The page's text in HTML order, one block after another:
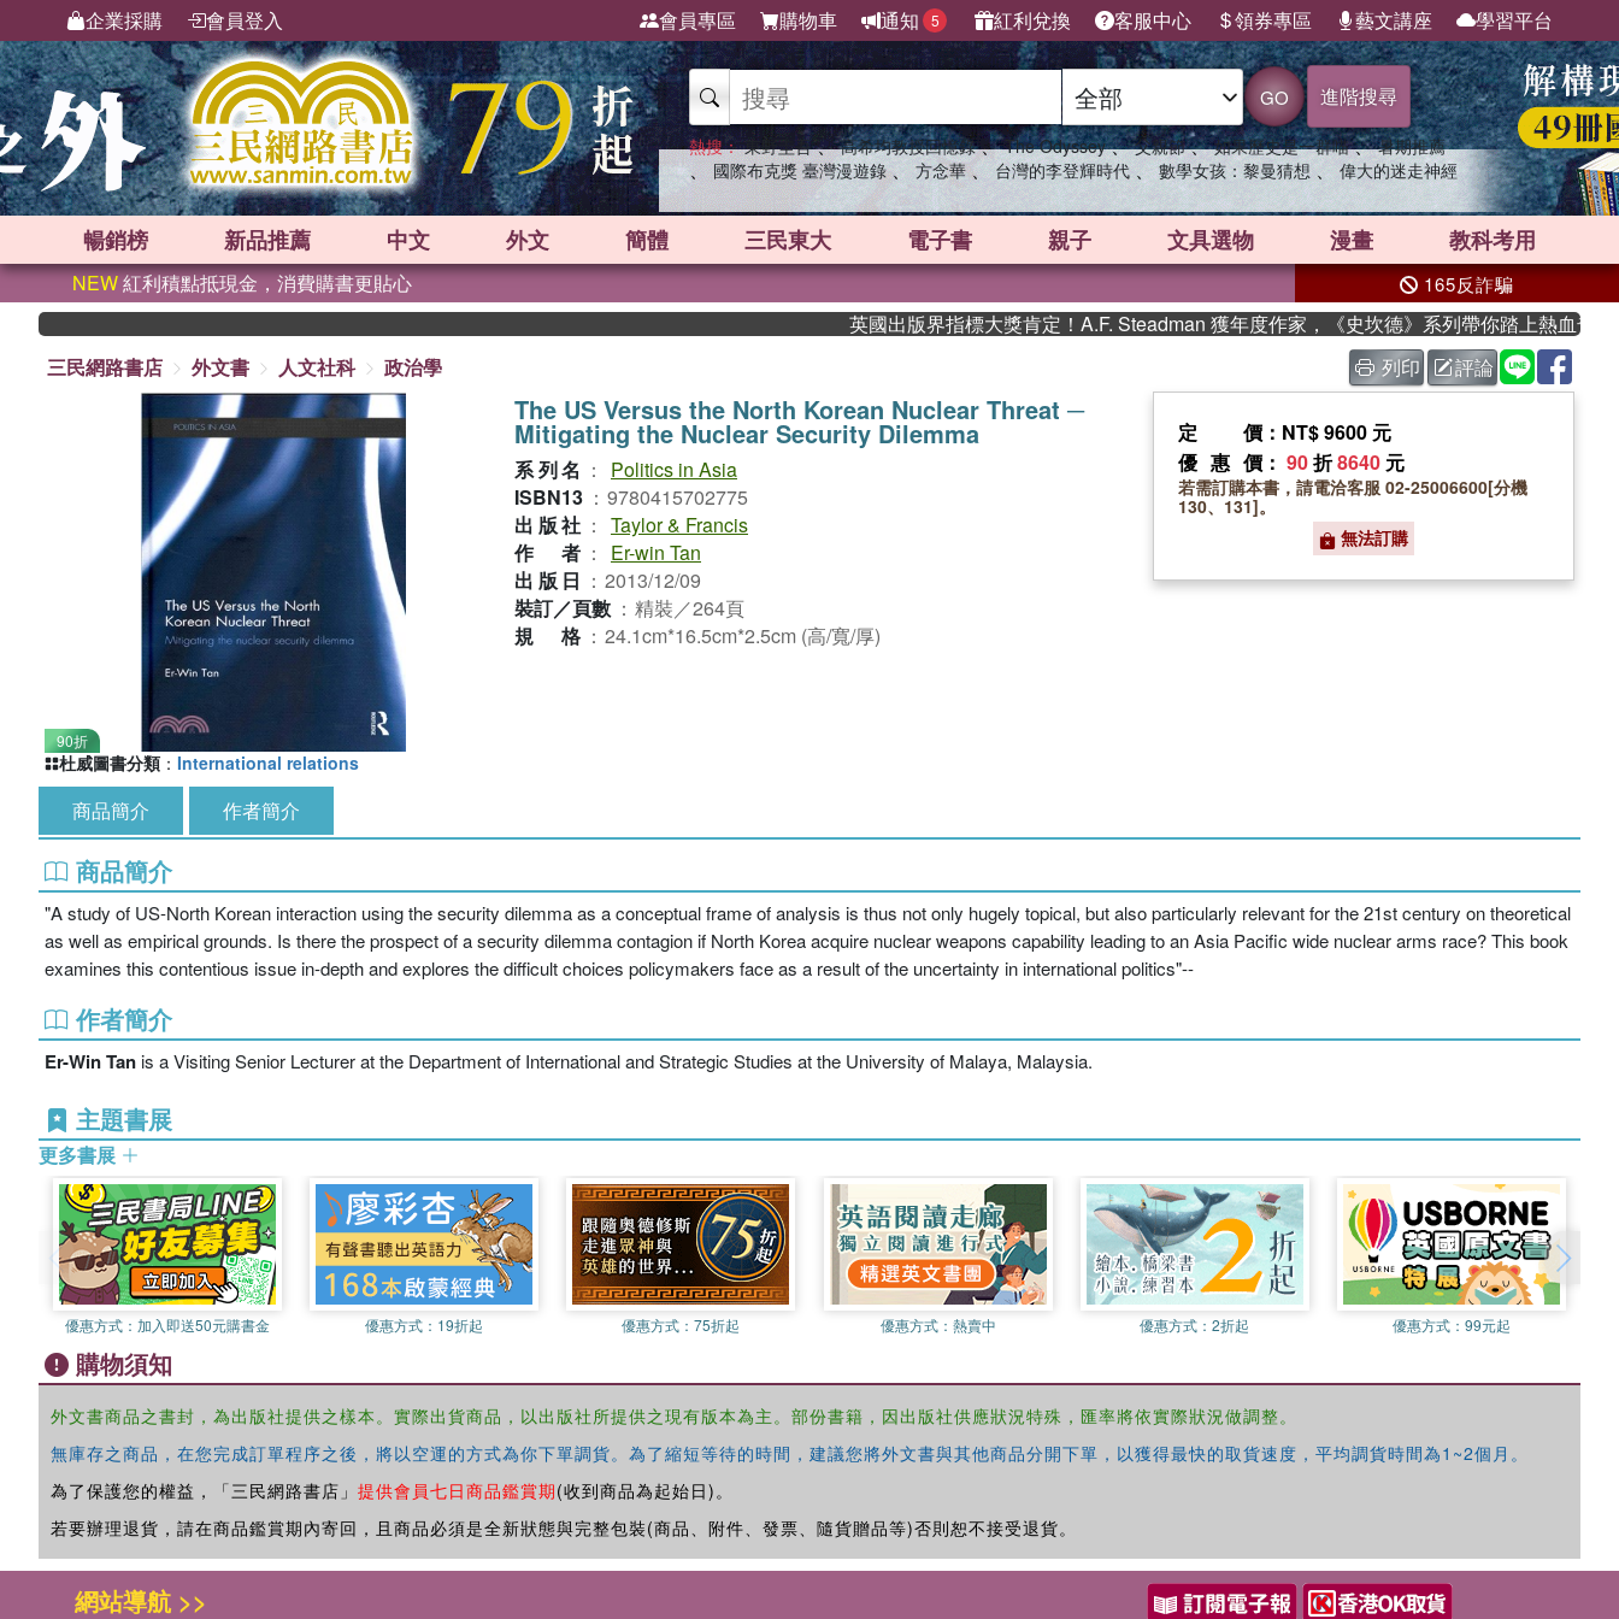
企業採購 會員登入 會員專區 購物車 通知 5 紅利兌換 客服中心 領券專區 藝文講座 學習平台
GO 進階搜尋
熱搜： 東野圭吾 、 高希均教授回憶錄 、 The Odyssey 、 父親節 、 如果歷史是一群喵 、 暑期推薦
、 國際布克獎 臺灣漫遊錄 、 方念華 、 台灣的李登輝時代 、 數學女孩：黎曼猜想 、 偉大的迷走神經
暢銷榜 新品推薦 中文 外文 簡體 三民東大 電子書 親子 文具選物 漫畫 教科考用
NEW紅利積點抵現金，消費購書更貼心 165反詐騙
英國出版界指標大獎肯定！A.F. Steadman 獲年度作家，《史坎德》系列帶你踏上熱血奇幻旅
三民網路書店
外文書 人文社科 政治學 列印 評論
90折
The US Versus the North Korean Nuclear Threat ─
Mitigating the Nuclear Security Dilemma
系列名 ：
Politics in Asia
ISBN13 ： 9780415702775
出版社 ： Taylor & Francis
作者 ：
Er-win Tan
出版日 ： 2013/12/09
裝訂／頁數 ： 精裝／264頁
規格 ： 24.1cm*16.5cm*2.5cm (高/寬/厚)
定價 ：NT$ 9600 元
優惠價 ： 90折8640 元
若需訂購本書，請電洽客服 02-25006600[分機
130、131]。
無法訂購
杜威圖書分類 ： International relations
商品簡介 作者簡介
商品簡介
"A study of US-North Korean interaction using the security dilemma as a conceptual frame of analysis is thus not only hugely topical, but also particularly relevant for the 21st century on theoretical
as well as empirical grounds. Is there the prospect of a security dilemma contagion if North Korea acquire nuclear weapons capability leading to an Asia Pacific wide nuclear arms race? This book
examines this contentious issue in-depth and explores the difficult choices policymakers face as a result of the uncertainty in international politics"--
作者簡介
Er-Win Tanis a Visiting Senior Lecturer at the Department of International and Strategic Studies at the University of Malaya, Malaysia.
主題書展
更多書展
優惠方式： 加入即送50元購書金 優惠方式： 19折起 優惠方式：75折起 優惠方式： 熱賣中 優惠方式：2折起 優惠方式：99元起
購物須知
外文書商品之書封，為出版社提供之樣本。實際出貨商品，以出版社所提供之現有版本為主。部份書籍，因出版社供應狀況特殊，匯率將依實際狀況做調整。
無庫存之商品，在您完成訂單程序之後，將以空運的方式為你下單調貨。為了縮短等待的時間，建議您將外文書與其他商品分開下單，以獲得最快的取貨速度，平均調貨時間為1~2個月。
為了保護您的權益，「三民網路書店」 提供會員七日商品鑑賞期(收到商品為起始日)。
若要辦理退貨，請在商品鑑賞期內寄回，且商品必須是全新狀態與完整包裝(商品、附件、發票、隨貨贈品等)否則恕不接受退貨。
網站導航 >>